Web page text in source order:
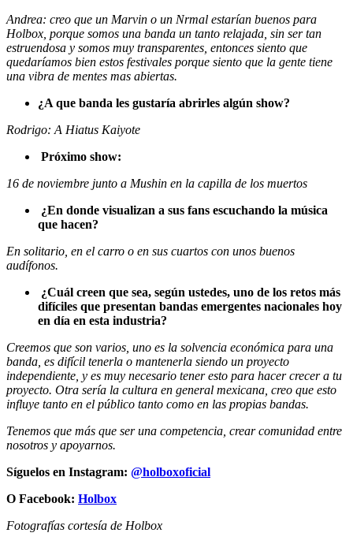
Andrea: creo que un Marvin o un Nrmal estarían buenos para
Holbox, porque somos una banda un tanto relajada, sin ser tan
estruendosa y somos muy transparentes, entonces siento que
quedaríamos bien estos festivales porque siento que la gente tiene
una vibra de mentes mas abiertas.
¿A que banda les gustaría abrirles algún show?
Rodrigo: A Hiatus Kaiyote
Próximo show:
16 de noviembre junto a Mushin en la capilla de los muertos
¿En donde visualizan a sus fans escuchando la música
que hacen?
En solitario, en el carro o en sus cuartos con unos buenos
audífonos.
¿Cuál creen que sea, según ustedes, uno de los retos más
difíciles que presentan bandas emergentes nacionales hoy
en día en esta industria?
Creemos que son varios, uno es la solvencia económica para una
banda, es difícil tenerla o mantenerla siendo un proyecto
independiente, y es muy necesario tener esto para hacer crecer a tu
proyecto. Otra sería la cultura en general mexicana, creo que esto
influye tanto en el público tanto como en las propias bandas.
Tenemos que más que ser una competencia, crear comunidad entre
nosotros y apoyarnos.
Síguelos en Instagram: @holboxoficial
O Facebook: Holbox
Fotografías cortesía de Holbox